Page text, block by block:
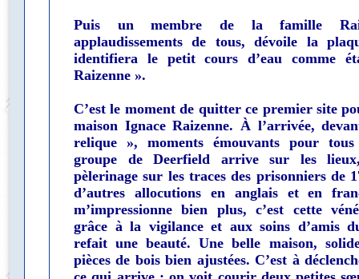
Puis un membre de la famille
applaudissements de tous, dévoile la
identifiera le petit cours d’eau comme
Raizenne ».
C’est le moment de quitter ce premier site
maison Ignace Raizenne. À l’arrivée,
relique », moments émouvants pour
groupe de Deerfield arrive sur les
pèlerinage sur les traces des prisonniers de
d’autres allocutions en anglais et en
m’impressionne bien plus, c’est cette
grâce à la vigilance et aux soins d’amis
refait une beauté. Une belle maison,
pièces de bois bien ajustées. C’est à